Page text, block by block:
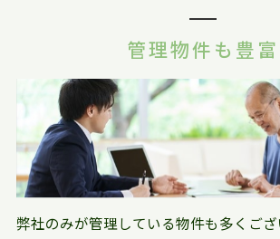
管理物件も豊富
弊社のみが管理している物件も多くござ